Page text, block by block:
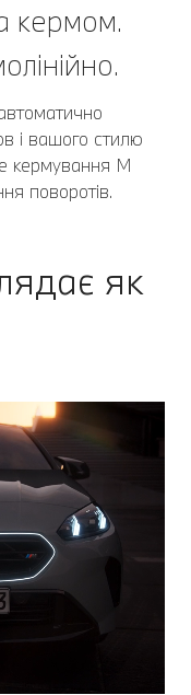
кермом.
і вашого стилю
кермування M
поворотів.
як